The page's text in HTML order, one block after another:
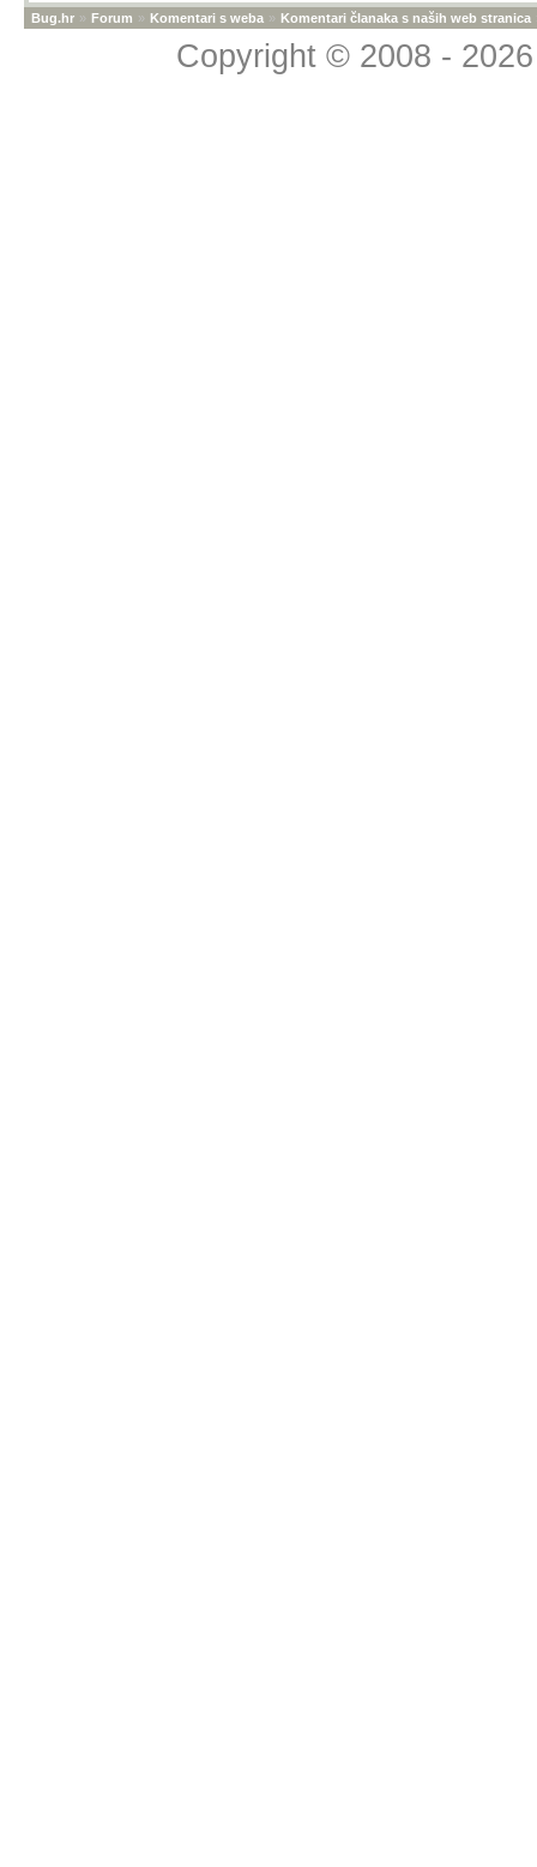
Bug.hr » Forum » Komentari s weba » Komentari članaka s naših web stranica
Copyright © 2008 -